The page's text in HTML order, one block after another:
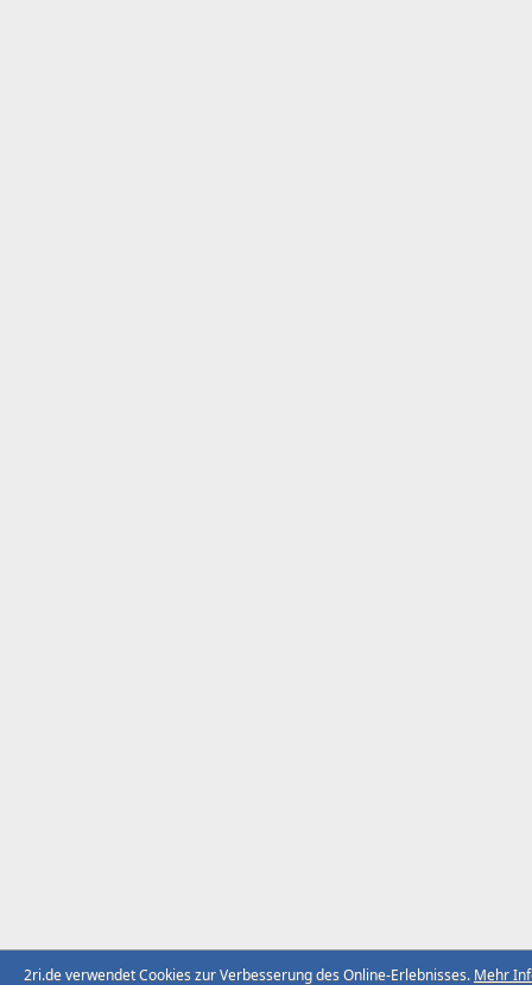
2ri.de verwendet Cookies zur Verbesserung des Online-Erlebnisses. Mehr